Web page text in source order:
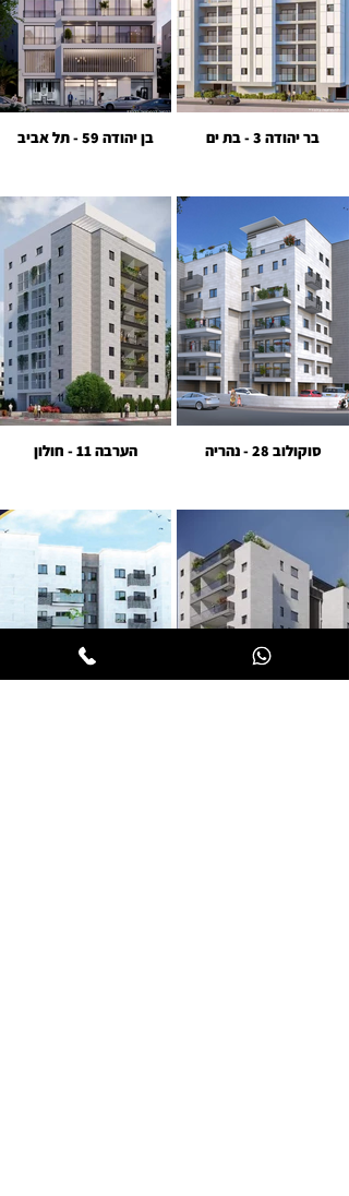
בר יהודה 3 - בת ים בן יהודה 59 - תל אביב
סוקולוב 28 - נהריה הערבה 11 - חולון